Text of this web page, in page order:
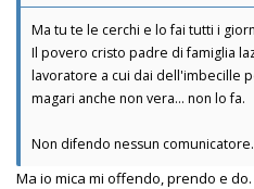
Ma tu te le cerchi e lo fai tutti i
Il povero cristo padre di famiglia
lavoratore a cui dai dell'imbecille
magari anche non vera... non lo fa.
Non difendo nessun comunicatore.
Ma io mica mi offendo, prendo e